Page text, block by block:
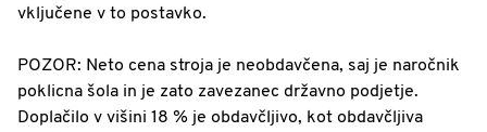
vključene v to postavko.
POZOR: Neto cena stroja je neobdavčena, saj je naročnik
poklicna šola in je zato zavezanec državno podjetje.
Doplačilo v višini 18 % je obdavčljivo, kot obdavčljiva